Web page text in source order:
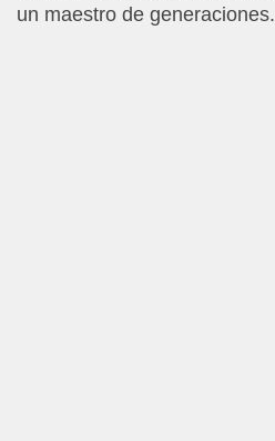
un maestro de generaciones.